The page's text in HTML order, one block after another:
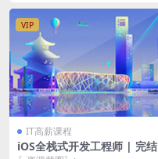
未来几年都是风口...
VIP
IT高薪课程
iOS全栈式开发工程师 | 完结